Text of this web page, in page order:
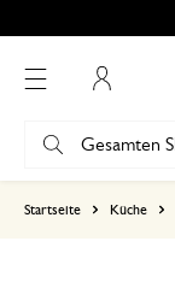
Startseite Küche